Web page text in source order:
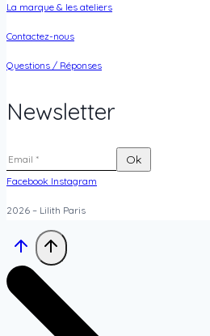
La marque & les ateliers
Contactez-nous
Questions / Réponses
Newsletter
Facebook Instagram
2026 – Lilith Paris